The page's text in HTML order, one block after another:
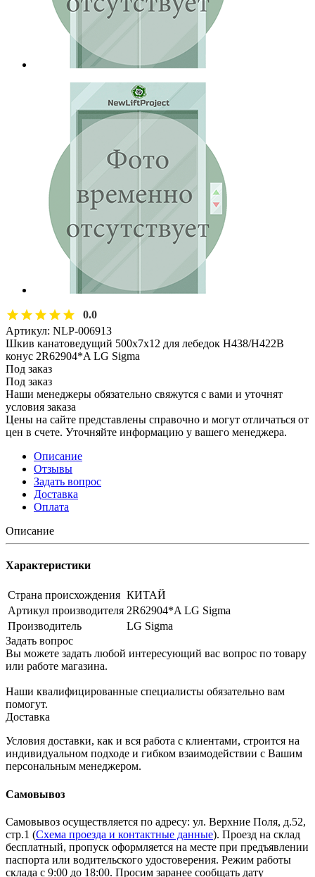
0.0
Артикул: NLP-006913
Шкив канатоведущий 500х7х12 для лебедок H438/H422B
конус 2R62904*A LG Sigma
Под заказ
Под заказ
Наши менеджеры обязательно свяжутся с вами и уточнят
условия заказа
Цены на сайте представлены справочно и могут отличаться от
цен в счете. Уточняйте информацию у вашего менеджера.
Описание
Отзывы
Задать вопрос
Доставка
Оплата
Описание
Характеристики
Страна происхождения КИТАЙ
Артикул производителя 2R62904*A LG Sigma
Производитель
LG Sigma
Задать вопрос
Вы можете задать любой интересующий вас вопрос по товару
или работе магазина.
Наши квалифицированные специалисты обязательно вам
помогут.
Доставка
Условия доставки, как и вся работа с клиентами, строится на
индивидуальном подходе и гибком взаимодействии с Вашим
персональным менеджером.
Самовывоз
Самовывоз осуществляется по адресу: ул. Верхние Поля, д.52,
стр.1 (Схема проезда и контактные данные). Проезд на склад
бесплатный, пропуск оформляется на месте при предъявлении
паспорта или водительского удостоверения. Режим работы
склада с 9:00 до 18:00. Просим заранее сообщать дату